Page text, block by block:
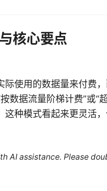
核心要点
使用的数据量来付费
数据流量阶梯计费”或“
种模式看起来更灵活
AI assistance. Please